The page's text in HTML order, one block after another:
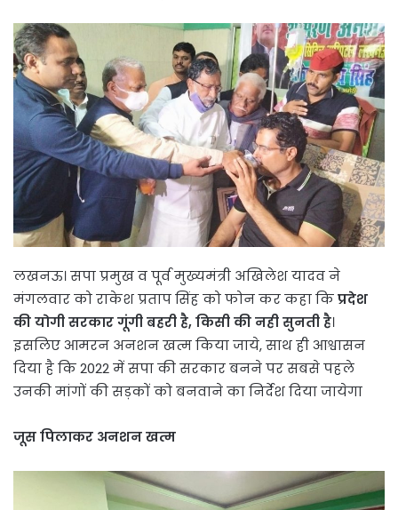
लखनऊ। सपा प्रमुख व पूर्व मुख्यमंत्री अखिलेश यादव ने
मंगलवार को राकेश प्रताप सिंह को फोन कर कहा किप्रदेश
की योगी सरकार गूंगी बहरी है, किसी की नही सुनती है।
इसलिए आमरन अनशन खत्म किया जाये, साथ ही आश्वासन
दिया है कि 2022 में सपा की सरकार बनने पर सबसे पहले
उनकी मांगों की सड़कों को बनवाने का निर्देश दिया जायेगा
जूस पिलाकर अनशन खत्म